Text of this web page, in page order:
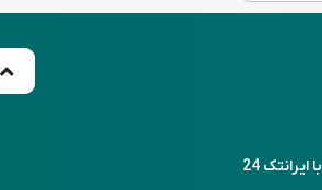
با ایرانتک 24